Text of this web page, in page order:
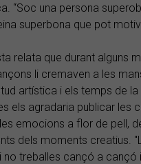
“Soc una persona
superbona que pot
relata que durant alguns
li cremaven a les
artística i els temps de
els agradaria publicar les
emocions a flor de pell,
dels moments creatius.
no treballes cançó a cançó